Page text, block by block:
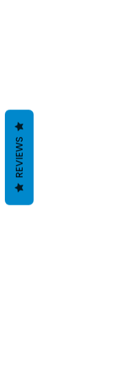
REVIEWS